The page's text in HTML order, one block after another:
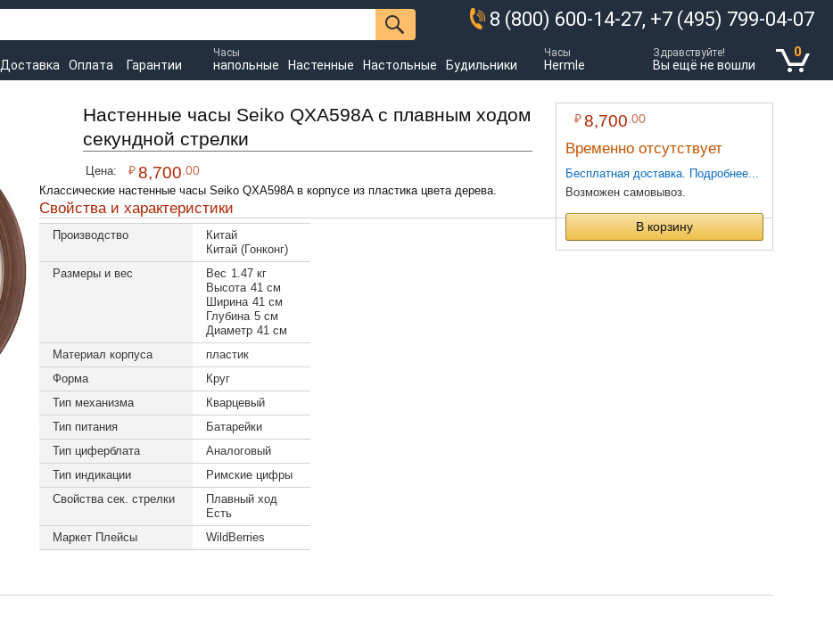
8 (800) 600-14-27, +7 (495) 799-04-07
Здравствуйте!
Вы ещё не вошли
0
Доставка Оплата Гарантии
Часы
напольные Настенные Настольные Будильники
Часы
Hermle
₽ 8,700 .00
Временно отсутствует
Бесплатная доставка. Подробнее...
Возможен самовывоз.
В корзину
Настенные часы Seiko QXA598A с плавным ходом
секундной стрелки
Цена: ₽ 8,700 .00
Классические настенные часы Seiko QXA598A в корпусе из пластика цвета дерева.
Свойства и характеристики
Производство
Китай
Китай (Гонконг)
Размеры и вес
Вес 1.47 кг
Высота 41 см
Ширина 41 см
Глубина 5 см
Диаметр 41 см
Материал корпуса
пластик
Форма
Круг
Тип механизма
Кварцевый
Тип питания
Батарейки
Тип циферблата
Аналоговый
Тип индикации
Римские цифры
Свойства сек. стрелки
Плавный ход
Есть
Маркет Плейсы
WildBerries